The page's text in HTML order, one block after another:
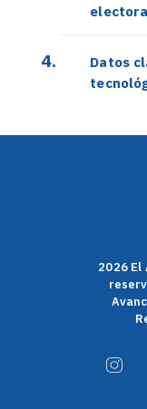
Datos
2026 El